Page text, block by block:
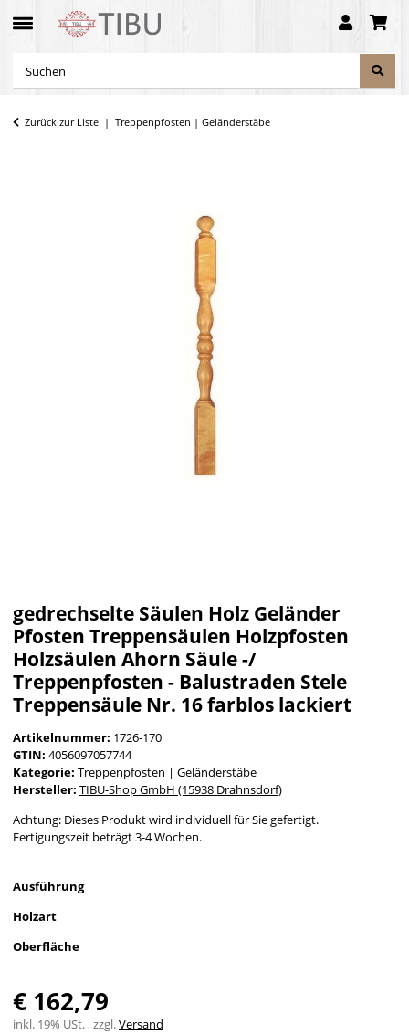
Zurück zur Liste Treppenpfosten | Geländerstäbe
gedrechselte Säulen Holz Geländer
Pfosten Treppensäulen Holzpfosten
Holzsäulen Ahorn Säule -/
Treppenpfosten - Balustraden Stele
Treppensäule Nr. 16 farblos lackiert
Artikelnummer: 1726-170
GTIN: 4056097057744
Kategorie: Treppenpfosten | Geländerstäbe
Hersteller: TIBU-Shop GmbH (15938 Drahnsdorf)
Achtung: Dieses Produkt wird individuell für Sie gefertigt.
Fertigungszeit beträgt 3-4 Wochen.
Ausführung
Holzart
Oberfläche
€ 162,79
inkl. 19% USt. , zzgl.Versand